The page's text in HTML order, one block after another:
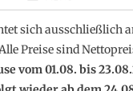
sich ausschließlich
Preise sind
vom 01.08. bis